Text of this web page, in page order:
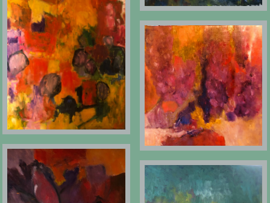
130X97 CM
60X65 CM